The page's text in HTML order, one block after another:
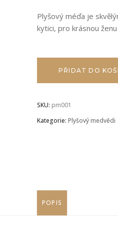
Plyšový méďa je
kytici, pro krásnou ženu
PŘIDAT DO
SKU: pm001
Kategorie: Plyšový medvědi
POPIS